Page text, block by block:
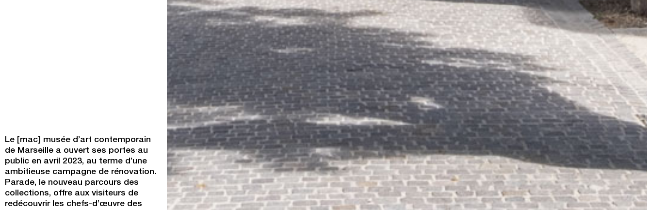
Le [mac] musée d’art contemporain
de Marseille a ouvert ses portes au
public en avril 2023, au terme d’une
ambitieuse campagne de rénovation.
Parade, le nouveau parcours des
collections, offre aux visiteurs de
redécouvrir les chefs-d’œuvre des